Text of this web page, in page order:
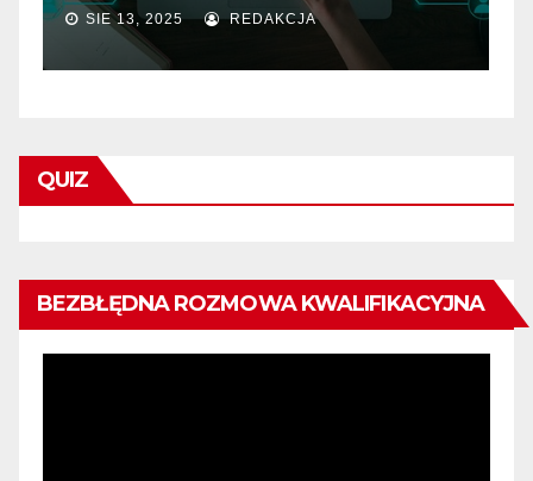
SIE 13, 2025 REDAKCJA
QUIZ
BEZBŁĘDNA ROZMOWA KWALIFIKACYJNA